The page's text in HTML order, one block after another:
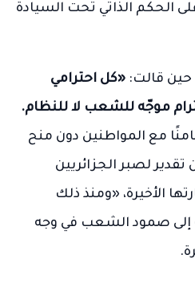
الحكم الذاتي تحت السيادة
حين قالت: «كل احترامي
موجّه للشعب لا للنظام.
مع المواطنين دون منح
لصبر الجزائريين
الأخيرة، «ومنذ ذلك
إلى صمود الشعب في وجه